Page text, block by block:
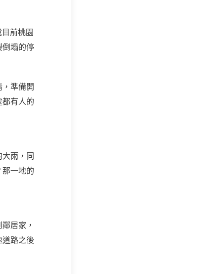
前桃園
倒塌的停
準備開
有人的
雨，同
一地的
居家，
路之後